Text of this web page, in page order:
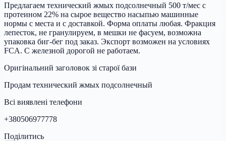
Предлагаем технический жмых подсолнечный 500 т/мес с
протеином 22% на сырое вещество насыпью машинные
нормы с места и с доставкой. Форма оплаты любая. Фракция
лепесток, не гранулируем, в мешки не фасуем, возможна
упаковка биг-бег под заказ. Экспорт возможен на условиях
FCA. С железной дорогой не работаем.
Оригінальний заголовок зі старої бази
Продам технический жмых подсолнечный
Всі виявлені телефони
+380506977778
Поділитись